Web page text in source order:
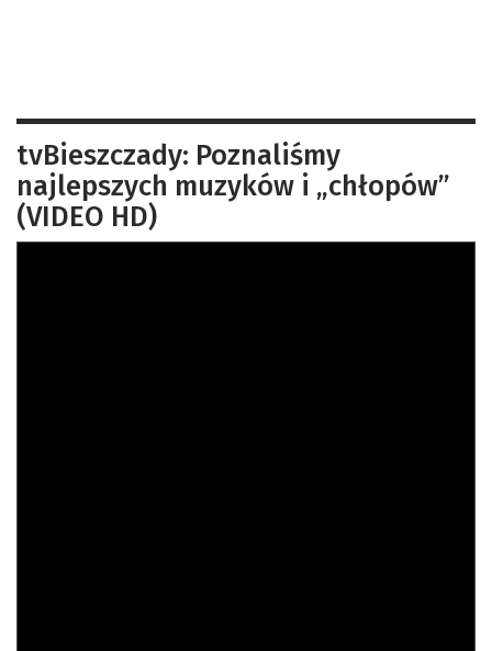
tvBieszczady: Poznaliśmy
najlepszych muzyków i „chłopów”
(VIDEO HD)